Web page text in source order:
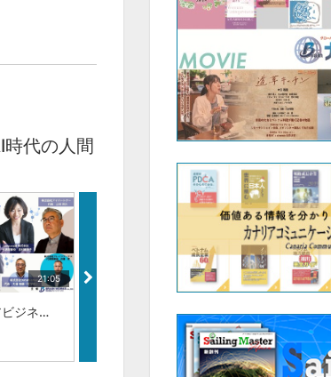
代の人間
21:05
第29回メディアビジネスセミナー AI時代の人間力革命:|株式会社ステージチェンジ 丹羽 大地
14:59
第29回メディアビジネスセミナー AI時代の人間力革命:|研究者専門オンライン事務サポート 青島 弓子